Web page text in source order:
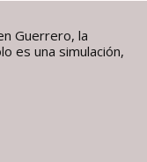
Guerrero, la
es una simulación,